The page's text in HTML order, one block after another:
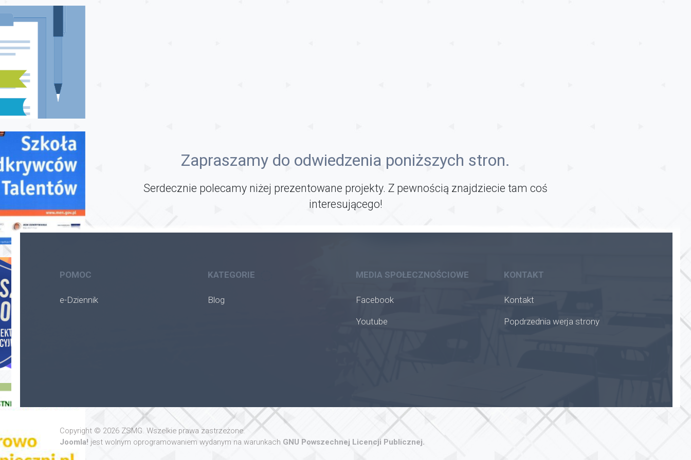
Zapraszamy do odwiedzenia poniższych stron.
Serdecznie polecamy niżej prezentowane projekty. Z pewnością znajdziecie tam coś
interesującego!
POMOC
e-Dziennik
KATEGORIE
Blog
MEDIA SPOŁECZNOŚCIOWE
Facebook
Youtube
KONTAKT
Kontakt
Popdrzednia werja strony
Copyright © 2026 ZSMG. Wszelkie prawa zastrzeżone.
Joomla! jest wolnym oprogramowaniem wydanym na warunkach GNU Powszechnej Licencji Publicznej.